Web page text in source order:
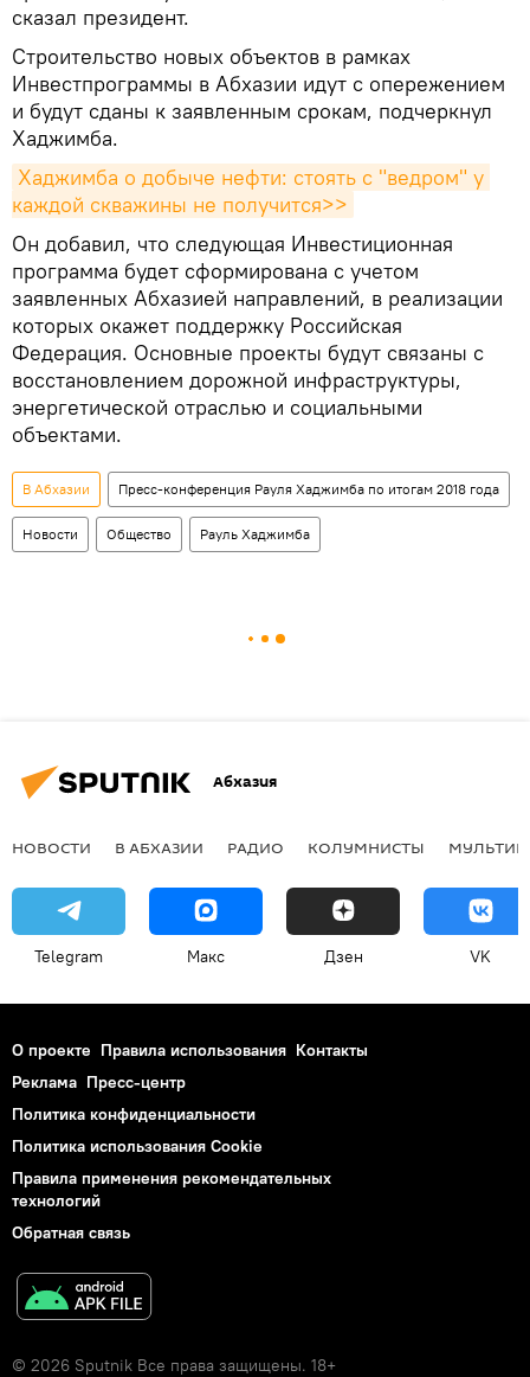
сказал президент.
Строительство новых объектов в рамках
Инвестпрограммы в Абхазии идут с опережением
и будут сданы к заявленным срокам, подчеркнул
Хаджимба.
Хаджимба о добыче нефти: стоять с "ведром" у
каждой скважины не получится>>
Он добавил, что следующая Инвестиционная
программа будет сформирована с учетом
заявленных Абхазией направлений, в реализации
которых окажет поддержку Российская
Федерация. Основные проекты будут связаны с
восстановлением дорожной инфраструктуры,
энергетической отраслью и социальными
объектами.
В Абхазии Пресс-конференция Рауля Хаджимба по итогам 2018 года
Новости Общество Рауль Хаджимба
Абхазия
НОВОСТИ В АБХАЗИИ РАДИО КОЛУМНИСТЫ
Telegram Макс Дзен VK
О проекте Правила использования Контакты
Реклама Пресс-центр
Политика конфиденциальности
Политика использования Cookie
Правила применения рекомендательных
технологий
Обратная связь
© 2026 Sputnik Все права защищены. 18+